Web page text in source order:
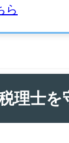
ら
理士を